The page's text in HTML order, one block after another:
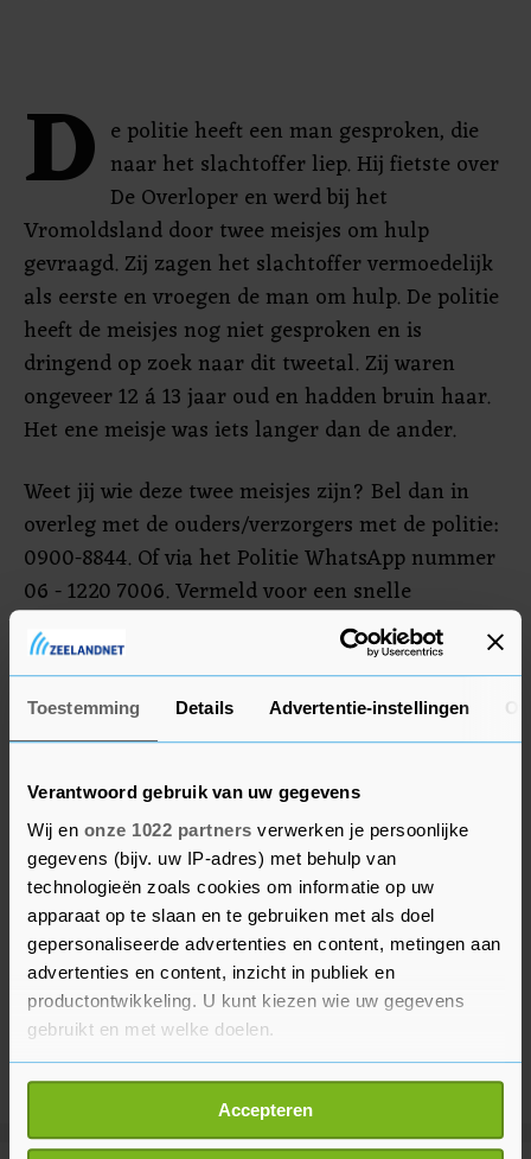
Toestemming Details Advertentie-instellingen
Verantwoord gebruik van uw gegevens
Wij en onze 1022 partners verwerken je persoonlijke
gegevens (bijv. uw IP-adres) met behulp van
technologieën zoals cookies om informatie op uw
apparaat op te slaan en te gebruiken met als doel
gepersonaliseerde advertenties en content, metingen aan
advertenties en content, inzicht in publiek en
productontwikkeling. U kunt kiezen wie uw gegevens
gebruikt en met welke doelen.
Als u het toestaat, willen we ook graag:
Informatie verzamelen over uw geografische
locatie, die tot een paar meter nauwkeurig kan zijn
Accepteren
D e politie heeft een man gesproken, die
naar het slachtoffer liep. Hij fietste over
De Overloper en werd bij het
Vromoldsland door twee meisjes om hulp
gevraagd. Zij zagen het slachtoffer vermoedelijk
als eerste en vroegen de man om hulp. De politie
heeft de meisjes nog niet gesproken en is
dringend op zoek naar dit tweetal. Zij waren
ongeveer 12 á 13 jaar oud en hadden bruin haar.
Het ene meisje was iets langer dan de ander.
Weet jij wie deze twee meisjes zijn? Bel dan in
overleg met de ouders/verzorgers met de politie:
0900-8844. Of via het Politie WhatsApp nummer
06 - 1220 7006. Vermeld voor een snelle
informatieverwerking het dossiernummer:
2022008238.